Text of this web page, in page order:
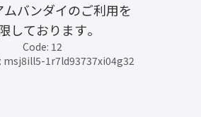
ムバンダイのご利用を
しております。
Code: 12
msj8ill5-1r7ld93737xi04g32